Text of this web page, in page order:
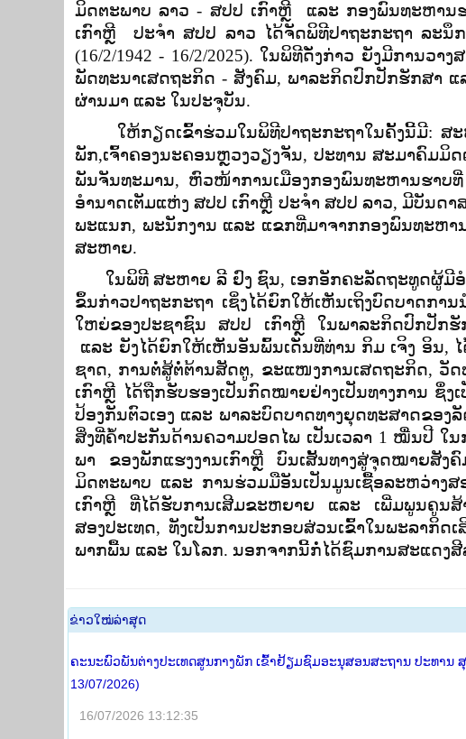
ມິດຕະພາບ ລາວ - ສປປ ເກົາຫຼີ ແລະ ກອງພົນທະຫານ
ເກົາຫຼີ ປະຈໍາ ສປປ ລາວ ໄດ້ຈັດພິທີປາຖະກະຖາ ລະນຶ
(16/2/1942 - 16/2/2025). ໃນພິທີດັ່ງກ່າວ ຍັງມີການວ
ພັດທະນາເສດຖະກິດ - ສັງຄົມ, ພາລະກິດປົກປັກຮັກສາ
ຜ່ານມາ ແລະ ໃນປະຈຸບັນ.
ໃຫ້ກຽດເຂົ້າຮ່ວມໃນພິທີປາຖະກະຖາໃນຄັ້ງນີ້ມີ:ສ
ພັກ,ເຈົ້າຄອງນະຄອນຫຼວງວຽງຈັນ, ປະທານ ສະມາຄົມມິດ
ພັນຈັນທະມານ, ຫົວໜ້າການເມືອງກອງພົນທະຫານຮາບ
ອຳນາດເຕັມແຫ່ງ ສປປ ເກົາຫຼີ ປະຈຳ ສປປ ລາວ, ມີບັນ
ພະແນກ, ພະນັກງານ ແລະ ແຂກທີ່ມາຈາກກອງພົນທະຫາ
ສະຫາຍ.
ໃນພິທີ ສະຫາຍ ລີ ຢົງ ຊົນ, ເອກອັກຄະລັດຖະທູດຜູ້ມີອ
ຂຶ້ນກ່າວປາຖະກະຖາ ເຊິ່ງໄດ້ຍົກໃຫ້ເຫັນເຖິງບົດບາດກ
ໃຫຍ່ຂອງປະຊາຊົນ ສປປ ເກົາຫຼີ ໃນພາລະກິດປົກປັກຮັ
ແລະ ຍັງໄດ້ຍົກໃຫ້ເຫັນອັນພົ້ນເດັ່ນທີ່ທ່ານ ກິມ ເຈິງ ອິນ,
ຊາດ, ການຕໍ່ສູ້ຕໍ່ຕ້ານສັດຕູ, ຂະແໜງການເສດຖະກິດ, ວັດ
ເກົາຫຼີ ໄດ້ຖືກຮັບຮອງເປັນກົດໝາຍຢ່າງເປັນທາງການ ຊຶ່
ປ້ອງກັນຕົວເອງ ແລະ ພາລະບົດບາດທາງຍຸດທະສາດຂອ
ສິ່ງທີ່ຄໍ້າປະກັນດ້ານຄວາມປອດໄພ ເປັນເວລາ 1 ໝື່ນປີ ໃ
ພາ ຂອງພັກແຮງງານເກົາຫຼີ ບົນເສັ້ນທາງສູ່ຈຸດໝາຍສັງ
ມິດຕະພາບ ແລະ ການຮ່ວມມືອັນເປັນມູນເຊື້ອລະຫວ່າງ
ເກົາຫຼີ ທີ່ໄດ້ຮັບການເສີມຂະຫຍາຍ ແລະ ເພີ່ມພູນຄູນສ້າ
ສອງປະເທດ, ທັງເປັນການປະກອບສ່ວນເຂົ້າໃນພະລາກິ
ພາກພື້ນ ແລະ ໃນໂລກ. ນອກຈາກນີ້ກໍ່ໄດ້ຊົມການສະແດງ
​ຂ່າວ​ໃໝ່​ລ່າ​ສຸດ
ຄະນະພົວພັນຕ່າງປະເທດສູນກາງພັກ ເຂົ້າຢ້ຽມຊົມອະນຸສອນສະຖານ ປະທານ
13/07/2026)
16/07/2026 13:12:35